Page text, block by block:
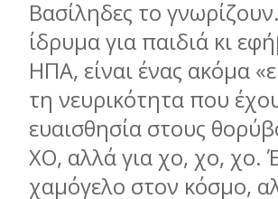
Βασίληδες το
ίδρυµα για παιδιά κι
ΗΠΑ, είναι ένας ακόµα
τη νευρικότητα που
ευαισθησία στους
ΧΟ, αλλά για χο, χο, χο.
χαµόγελο στον κόσµο,